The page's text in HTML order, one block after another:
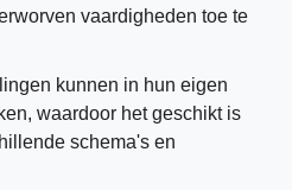
vaardigheden toe te
kunnen in hun eigen
waardoor het geschikt is
schema's en